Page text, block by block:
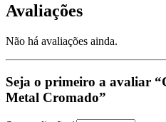
Avaliações
Não há avaliações ainda.
Seja o primeiro a avaliar
Metal Cromado”